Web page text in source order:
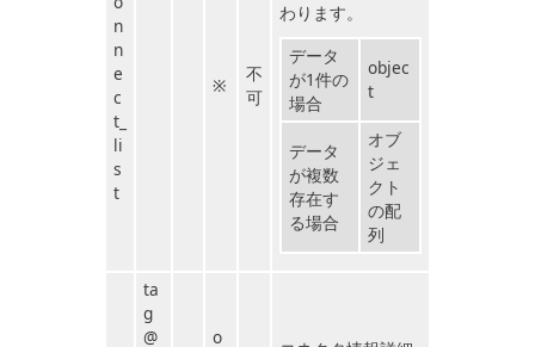
n
n
e
c
t_
li
s
t
※
不
可
わります。
データ
が1件の
場合
objec
t
データ
が複数
存在す
る場合
オブ
ジェ
クト
の配
列
ta
g
@
o